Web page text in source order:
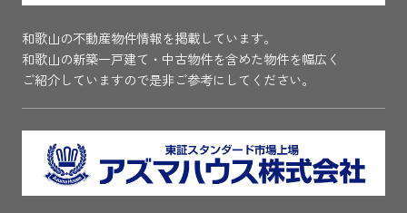
和歌山の不動産物件情報を掲載しています。
和歌山の新築一戸建て・中古物件を含めた物件を幅広く
ご紹介していますので是非ご参考にしてください。